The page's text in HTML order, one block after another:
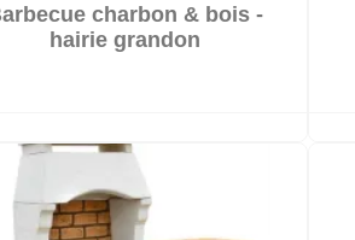
charbon & bois -
hairie grandon